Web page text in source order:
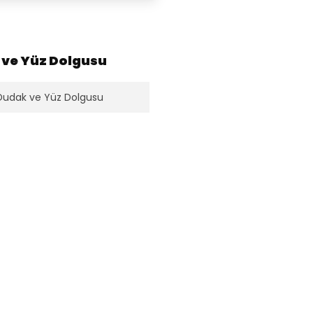
Yüz Dolgusu
ve Yüz Dolgusu